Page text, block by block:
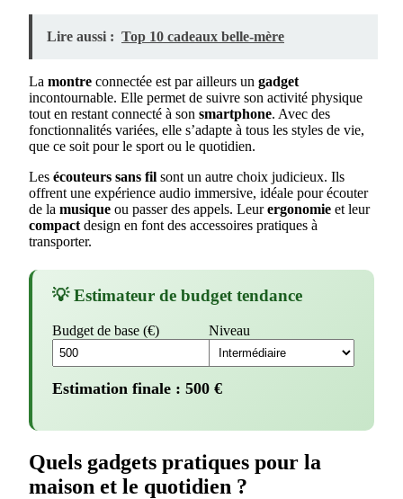
Lire aussi : Top 10 cadeaux belle-mère
La montre connectée est par ailleurs un gadget
incontournable. Elle permet de suivre son activité physique
tout en restant connecté à son smartphone. Avec des
fonctionnalités variées, elle s’adapte à tous les styles de vie,
que ce soit pour le sport ou le quotidien.
Les écouteurs sans fil sont un autre choix judicieux. Ils
offrent une expérience audio immersive, idéale pour écouter
de la musique ou passer des appels. Leurergonomie et leur
compact design en font des accessoires pratiques à
transporter.
💡 Estimateur de budget tendance
Budget de base (€) Niveau
Estimation finale : 500 €
Quels gadgets pratiques pour la
maison et le quotidien ?